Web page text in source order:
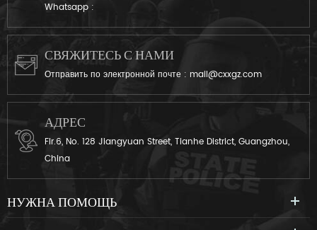
Whatsapp :
СВЯЖИТЕСЬ С НАМИ
Отправить по электронной почте : mail@cxxgz.com
АДРЕС
Flr.6, No. 128 Jiangyuan Street, Tianhe District, Guangzhou,
China
НУЖНА ПОМОЩЬ